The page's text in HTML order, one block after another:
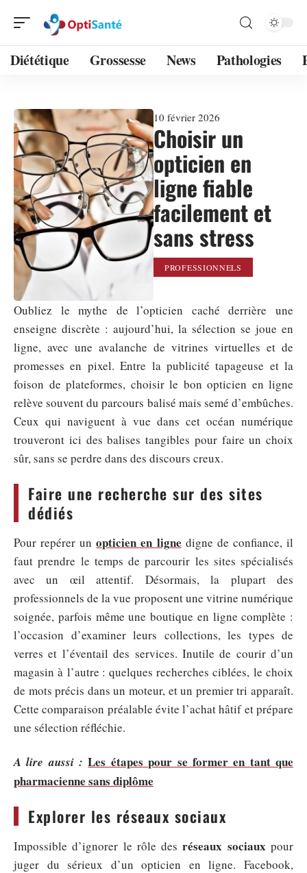
Diététique Grossesse News Pathologies
10 février 2026
Choisir un
opticien en
ligne fiable
facilement et
sans stress
PROFESSIONNELS
Oubliez le mythe de l’opticien caché derrière une
enseigne discrète : aujourd’hui, la sélection se joue en
ligne, avec une avalanche de vitrines virtuelles et de
promesses en pixel. Entre la publicité tapageuse et la
foison de plateformes, choisir le bon opticien en ligne
relève souvent du parcours balisé mais semé d’embûches.
Ceux qui naviguent à vue dans cet océan numérique
trouveront ici des balises tangibles pour faire un choix
sûr, sans se perdre dans des discours creux.
Faire une recherche sur des sites
dédiés
Pour repérer unopticien en ligne digne de confiance, il
faut prendre le temps de parcourir les sites spécialisés
avec un œil attentif. Désormais, la plupart des
professionnels de la vue proposent une vitrine numérique
soignée, parfois même une boutique en ligne complète :
l’occasion d’examiner leurs collections, les types de
verres et l’éventail des services. Inutile de courir d’un
magasin à l’autre : quelques recherches ciblées, le choix
de mots précis dans un moteur, et un premier tri apparaît.
Cette comparaison préalable évite l’achat hâtif et prépare
une sélection réfléchie.
A lire aussi : Les étapes pour se former en tant que
pharmacienne sans diplôme
Explorer les réseaux sociaux
Impossible d’ignorer le rôle desréseaux sociaux pour
juger du sérieux d’un opticien en ligne. Facebook,